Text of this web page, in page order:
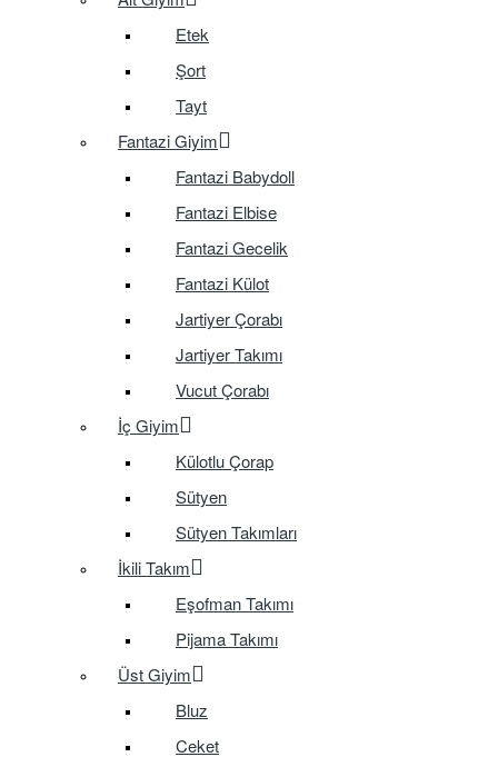
Etek
Şort
Tayt
Fantazi Giyim
Fantazi Babydoll
Fantazi Elbise
Fantazi Gecelik
Fantazi Külot
Jartiyer Çorabı
Jartiyer Takımı
Vucut Çorabı
İç Giyim
Külotlu Çorap
Sütyen
Sütyen Takımları
İkili Takım
Eşofman Takımı
Pijama Takımı
Üst Giyim
Bluz
Ceket